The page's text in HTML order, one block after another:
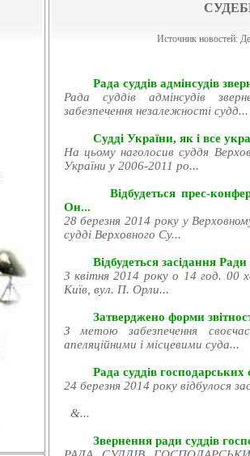
Источник новостей:
Рада суддів адмінсудів
Рада суддів адмінсудів
забезпечення незалежності судд...
Судді України, як і все
На цьому наголосив суддя
України у 2006-2011 ро...
Відбудеться прес-
Он...
28 березня 2014 року у
судді Верховного Су...
Відбудеться засідання
3 квітня 2014 року о 14 год. 00
Київ, вул. П. Орли...
Затверджено форми
З метою забезпечення
апеляційними і місцевими суда...
Рада суддів господарських
24 березня 2014 року відбулося
&...
Звернення ради суддів